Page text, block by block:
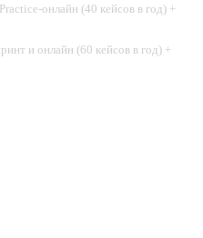
онлайн (40 кейсов в год) +
и онлайн (60 кейсов в год) +